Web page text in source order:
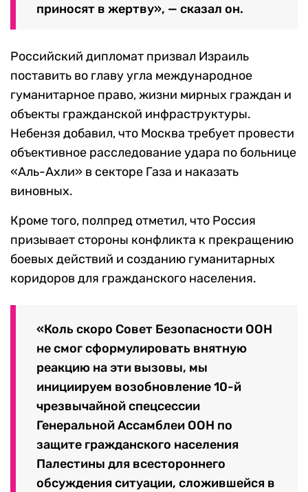
приносят в жертву», — сказал он.
Российский дипломат призвал Израиль
поставить во главу угла международное
гуманитарное право, жизни мирных граждан и
объекты гражданской инфраструктуры.
Небензя добавил, что Москва требует провести
объективное расследование удара по больнице
«Аль-Ахли» в секторе Газа и наказать
виновных.
Кроме того, полпред отметил, что Россия
призывает стороны конфликта к прекращению
боевых действий и созданию гуманитарных
коридоров для гражданского населения.
«Коль скоро Совет Безопасности ООН
не смог сформулировать внятную
реакцию на эти вызовы, мы
инициируем возобновление 10-й
чрезвычайной спецсессии
Генеральной Ассамблеи ООН по
защите гражданского населения
Палестины для всестороннего
обсуждения ситуации, сложившейся в